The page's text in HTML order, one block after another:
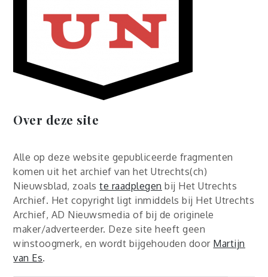
Over deze site
Alle op deze website gepubliceerde fragmenten
komen uit het archief van het Utrechts(ch)
Nieuwsblad, zoalste raadplegen bij Het Utrechts
Archief. Het copyright ligt inmiddels bij Het Utrechts
Archief, AD Nieuwsmedia of bij de originele
maker/adverteerder. Deze site heeft geen
winstoogmerk, en wordt bijgehouden door Martijn
van Es.